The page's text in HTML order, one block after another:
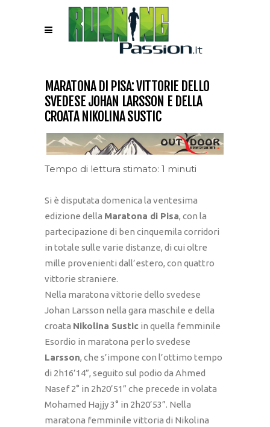
MARATONA DI PISA: VITTORIE DELLO
SVEDESE JOHAN LARSSON E DELLA
CROATA NIKOLINA SUSTIC
Tempo di lettura stimato: 1 minuti
Si è disputata domenica la ventesima
edizione della Maratona di Pisa, con la
partecipazione di ben cinquemila corridori
in totale sulle varie distanze, di cui oltre
mille provenienti dall’estero, con quattro
vittorie straniere.
Nella maratona vittorie dello svedese
Johan Larsson nella gara maschile e della
croata Nikolina Sustic in quella femminile
Esordio in maratona per lo svedese
Larsson, che s’impone con l’ottimo tempo
di 2h16’14”, seguito sul podio da Ahmed
Nasef 2° in 2h20’51” che precede in volata
Mohamed Hajjy 3° in 2h20’53”. Nella
maratona femminile vittoria di Nikolina